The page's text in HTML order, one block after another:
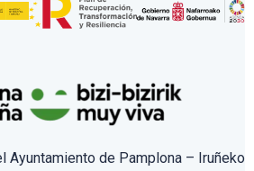
Ayuntamiento de Pamplona – Iruñeko